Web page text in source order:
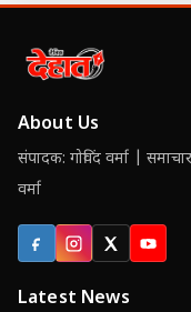
About Us
संपादक: गोविंद वर्मा |
वर्मा
FacebookInstagram
X (Twitter)
Latest News